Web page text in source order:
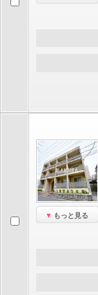
もっと見る